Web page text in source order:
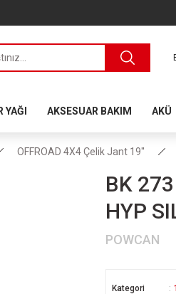
YAĞI AKSESUAR BAKIM AKÜ
OFFROAD 4X4 Çelik Jant 19''
BK
HYP
POWCAN
Kategori